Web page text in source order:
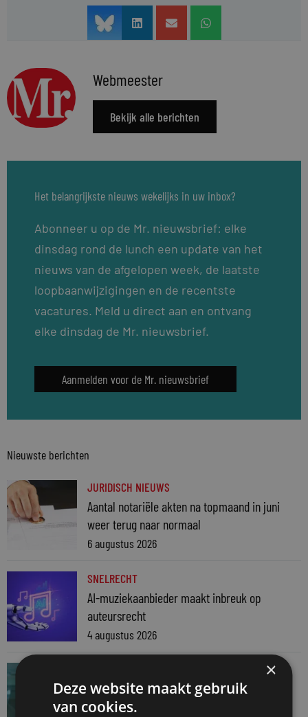
Webmeester
Bekijk alle berichten
Het belangrijkste nieuws wekelijks in uw inbox?
Abonneer u op de Mr. nieuwsbrief: elke
dinsdag rond de lunch een update van het
nieuws van de afgelopen week, de laatste
loopbaanwijzigingen en de recentste
vacatures. Meld u direct aan en ontvang
elke dinsdag de Mr. nieuwsbrief.
Aanmelden voor de Mr. nieuwsbrief
Nieuwste berichten
JURIDISCH NIEUWS
Aantal notariële akten na topmaand in juni
weer terug naar normaal
6 augustus 2026
SNELRECHT
AI-muziekaanbieder maakt inbreuk op
auteursrecht
4 augustus 2026
Hugo Nieuwenhuizen over puzzels, puzzelen
en taalvondsten
×
Deze website maakt gebruik
van cookies.